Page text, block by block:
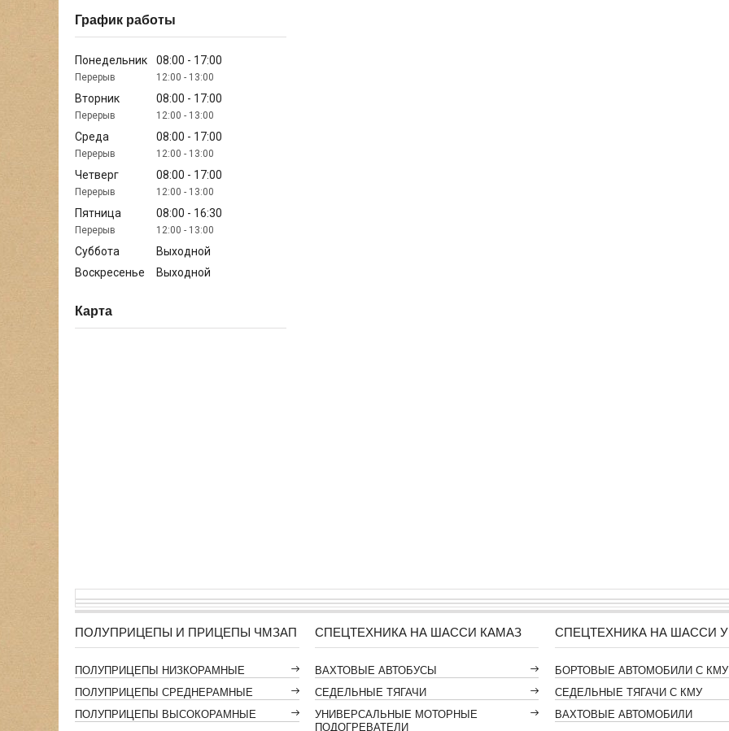
График работы
Понедельник 08:00 17:00
12:00 13:00
Вторник 08:00 17:00
12:00 13:00
Среда 08:00 17:00
12:00 13:00
Четверг 08:00 17:00
12:00 13:00
Пятница 08:00 16:30
12:00 13:00
Суббота
Выходной
Воскресенье
Выходной
Карта
ПОЛУПРИЦЕПЫ И ПРИЦЕПЫ ЧМЗАП
ПОЛУПРИЦЕПЫ НИЗКОРАМНЫЕ
ПОЛУПРИЦЕПЫ СРЕДНЕРАМНЫЕ
ПОЛУПРИЦЕПЫ ВЫСОКОРАМНЫЕ
СПЕЦТЕХНИКА НА ШАССИ КАМАЗ
ВАХТОВЫЕ АВТОБУСЫ
СЕДЕЛЬНЫЕ ТЯГАЧИ
УНИВЕРСАЛЬНЫЕ МОТОРНЫЕ
ПОДОГРЕВАТЕЛИ
СПЕЦТЕХНИКА НА ШАССИ
БОРТОВЫЕ АВТОМОБИЛИ С КМУ
СЕДЕЛЬНЫЕ ТЯГАЧИ С КМУ
ВАХТОВЫЕ АВТОМОБИЛИ